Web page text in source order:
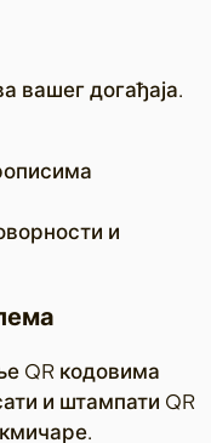
вашег догађаја.
и
QR кодовима
и штампати QR